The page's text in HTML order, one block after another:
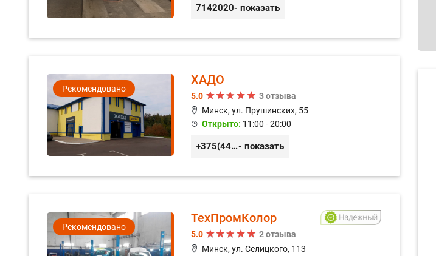
7142020- показать
Рекомендовано
ХАДО
5.0
3 отзыва
Минск, ул. Прушинских, 55
Открыто: 11:00 - 20:00
+375(44) 559-27-77- показать
Рекомендовано
ТехПромКолор
5.0
2 отзыва
Минск, ул. Селицкого, 113